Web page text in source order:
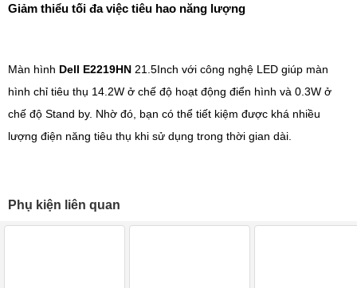
Giảm thiểu tối đa việc tiêu hao năng lượng
Màn hình Dell E2219HN 21.5Inch với công nghệ LED giúp màn
hình chỉ tiêu thụ 14.2W ở chế độ hoạt động điển hình và 0.3W ở
chế độ Stand by. Nhờ đó, bạn có thể tiết kiệm được khá nhiều
lượng điện năng tiêu thụ khi sử dụng trong thời gian dài.
Phụ kiện liên quan